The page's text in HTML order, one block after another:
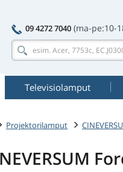
09 4272 7040 (ma-pe:10-
Televisiolamput
Projektorilamput